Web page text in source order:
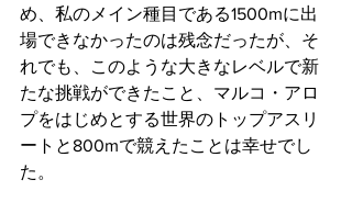
め、私のメイン種目である1500mに出
場できなかったのは残念だったが、そ
れでも、このような大きなレベルで新
たな挑戦ができたこと、マルコ・アロ
プをはじめとする世界のトップアスリ
ートと800mで競えたことは幸せでし
た。